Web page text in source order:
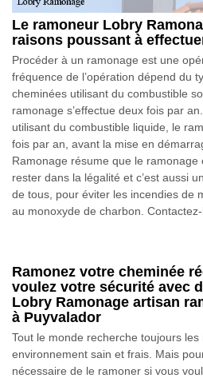
Le ramoneur Lobry
raisons poussant à
Procéder à un ramonage est une
fréquence de l’opération dépend du
cheminées utilisant du combustible
ramonage s’effectue deux fois par
utilisant du combustible liquide, le
fois par an, avant la mise en
Ramonage résume que le
rester dans la légalité et c’est aussi
de tous, pour éviter les incendies de
au monoxyde de charbon.
Ramonez votre cheminée
voulez votre sécurité avec
Lobry Ramonage artisan
à Puyvalador
Tout le monde recherche toujours
environnement sain et frais. Mais
nécessaire de le ramoner si vous